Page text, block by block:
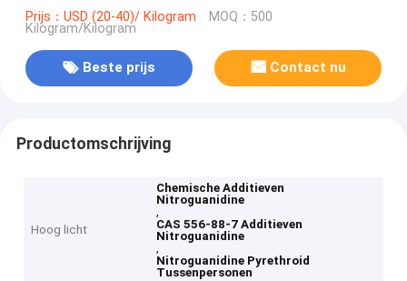
Prijs：USD (20-40)/ Kilogram MOQ：500
Kilogram/Kilogram
Beste prijs Contact nu
Productomschrijving
Hoog licht
Chemische Additieven
Nitroguanidine
,
CAS 556-88-7 Additieven
Nitroguanidine
,
Nitroguanidine Pyrethroid
Tussenpersonen